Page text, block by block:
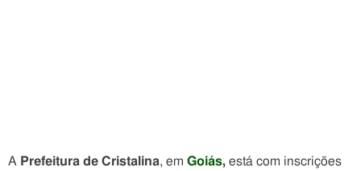
A Prefeitura de Cristalina, em Goiás, está com inscrições